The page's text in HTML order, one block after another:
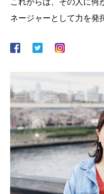
ネージャーとして力を発